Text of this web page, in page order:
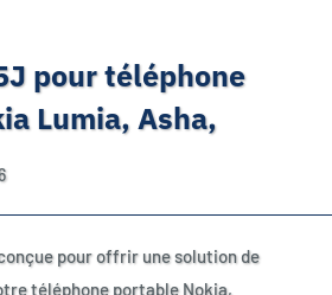
pour téléphone
Lumia, Asha,
pour offrir une solution de
téléphone portable Nokia,